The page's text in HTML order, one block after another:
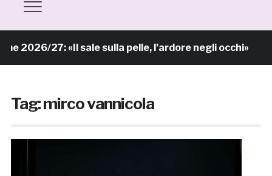
27: «Il sale sulla pelle, l’ardore negli occhi»
Tag:mirco vannicola